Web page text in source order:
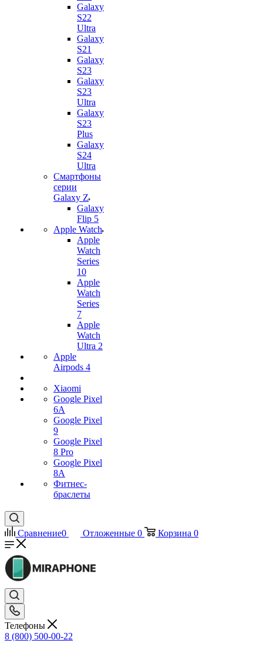
Galaxy
S22
Ultra
Galaxy
S21
Galaxy
S23
Galaxy
S23
Ultra
Galaxy
S23
Plus
Galaxy
S24
Ultra
Смартфоны
серии
Galaxy Z
Galaxy
Flip 5
Apple Watch
Apple
Watch
Series
10
Apple
Watch
Series
7
Apple
Watch
Ultra 2
Apple
Airpods 4
Xiaomi
Google Pixel
6A
Google Pixel
9
Google Pixel
8 Pro
Google Pixel
8A
Фитнес-
браслеты
Сравнение0 Отложенные 0 Корзина 0
Телефоны
8 (800) 500-00-22